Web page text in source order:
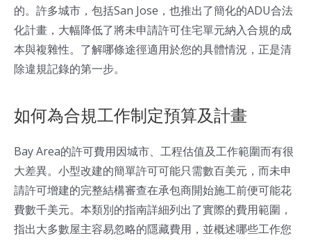
的。許多城市，包括San Jose，也推出了簡化的ADU合法
化計畫，大幅降低了將未申請許可住宅單元納入合規的成
本與複雜性。了解哪條途徑適用於您的具體情況，正是清
除違規記錄的第一步。
如何為合規工作制定預算及計畫
Bay Area的許可費用因城市、工程估值及工作範圍而有很
大差異。小型改建的簡單許可可能只需數百美元，而未申
請許可增建的完整結構審查在承包商開始施工前便可能花
費數千美元。本類別的指南詳細列出了實際的費用範圍，
指出大多數屋主容易忽略的隱藏費用，並概述哪些工作您